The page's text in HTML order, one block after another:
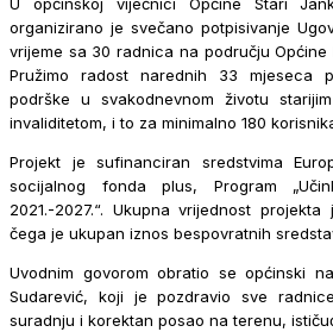
U općinskoj vijećnici Općine Stari
organizirano je svečano potpisivanje
vrijeme sa 30 radnica na području
Pružimo radost narednih 33 mjeseca
podrške u svakodnevnom životu
invaliditetom, i to za minimalno 180
Projekt je sufinanciran sredstvima
socijalnog fonda plus, Program
2021.-2027.“. Ukupna vrijednost
čega je ukupan iznos bespovratnih
Uvodnim govorom obratio se općinski
Sudarević, koji je pozdravio sve
suradnju i korektan posao na terenu,